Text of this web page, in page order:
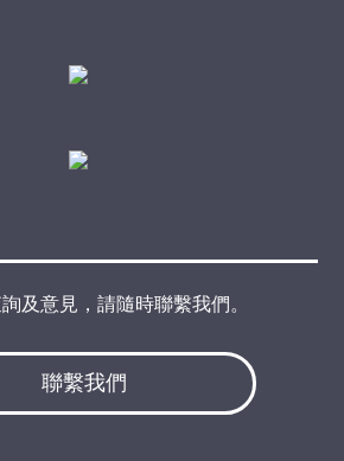
聯繫我們
及意見，請隨時聯繫我們。